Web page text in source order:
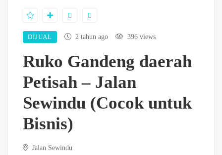
DIJUAL 2 tahun ago 396 views
Ruko Gandeng daerah
Petisah – Jalan
Sewindu (Cocok untuk
Bisnis)
Jalan Sewindu